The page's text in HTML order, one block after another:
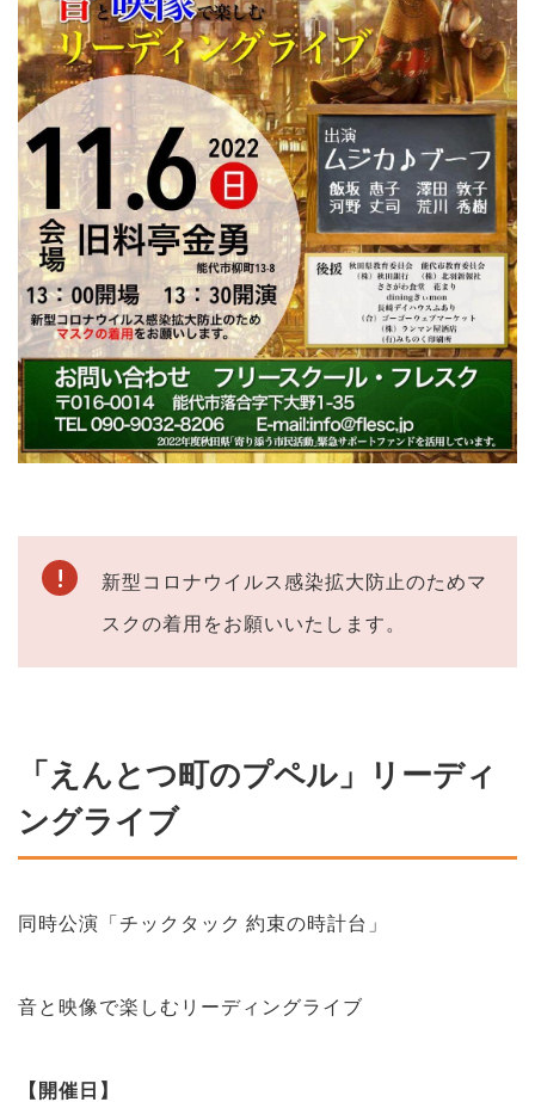
新型コロナウイルス感染拡大防止のためマ
スクの着用をお願いいたします。
「えんとつ町のプペル」リーディ
ングライブ
同時公演「チックタック 約束の時計台」
音と映像で楽しむリーディングライブ
【開催日】